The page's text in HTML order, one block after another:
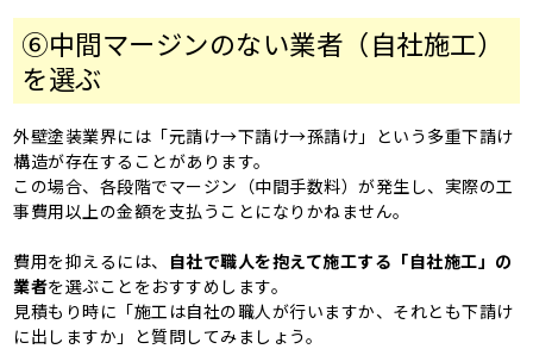
⑥中間マージンのない業者（自社施工）
を選ぶ
外壁塗装業界には「元請け→下請け→孫請け」という多重下請け
構造が存在することがあります。
この場合、各段階でマージン（中間手数料）が発生し、実際の工
事費用以上の金額を支払うことになりかねません。
費用を抑えるには、 自社で職人を抱えて施工する「自社施工」の
業者を選ぶことをおすすめします。
見積もり時に「施工は自社の職人が行いますか、それとも下請け
に出しますか」と質問してみましょう。